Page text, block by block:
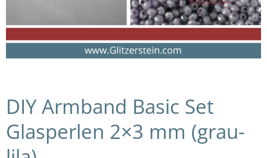
DIY Armband Basic Set
Glasperlen 2×3 mm (grau-